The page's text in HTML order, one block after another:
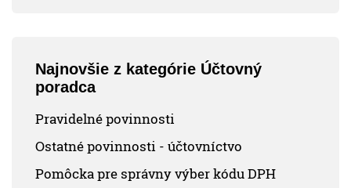
Najnovšie z kategórie Účtovný
poradca
Pravidelné povinnosti
Ostatné povinnosti - účtovníctvo
Pomôcka pre správny výber kódu DPH